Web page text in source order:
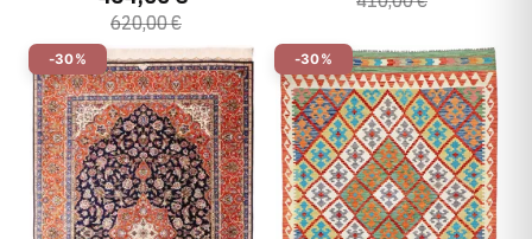
620,00 €
-30% -30%